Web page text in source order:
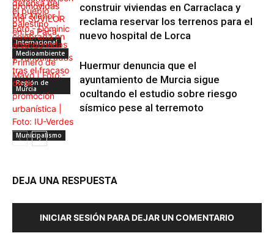
Internacional
Región de
Murcia
Municipalismo
construir viviendas en Carraclaca y
reclama reservar los terrenos para el
nuevo hospital de Lorca
Medioambiente
Huermur denuncia que el
ayuntamiento de Murcia sigue
ocultando el estudio sobre riesgo
sísmico pese al terremoto
DEJA UNA RESPUESTA
INICIAR SESIÓN PARA DEJAR UN COMENTARIO